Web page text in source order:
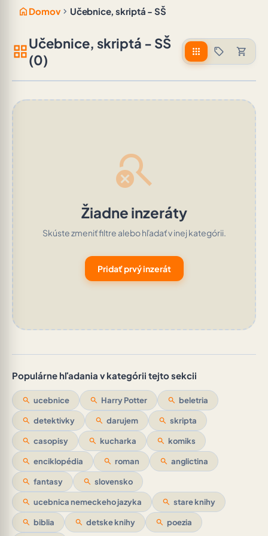
home Domov chevron_right Učebnice, skriptá - SŠ
grid_viewUčebnice, skriptá - SŠ
(0)
apps sell shopping_cart
search_off
Žiadne inzeráty
Skúste zmeniť filtre alebo hľadať v inej kategórii.
Pridať prvý inzerát
Populárne hľadania v kategórii tejto sekcii
search ucebnice search Harry Potter search beletria
search detektivky search darujem search skripta
search casopisy search kucharka search komiks
search enciklopédia search roman search anglictina
search fantasy search slovensko
search ucebnica nemeckeho jazyka search stare knihy
search biblia search detske knihy search poezia